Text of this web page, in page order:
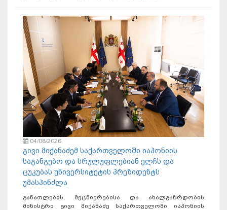
04/08/2026
გივი მიქანაძემ საქართველოში იაპონიის
საგანგებო და სრულუფლებიან ელჩს და
ცუკუბას უნივერსიტეტის პრეზიდენტს
უმასპინძლა
განათლების, მეცნიერებისა და ახალგაზრდობის
მინისტრი გივი მიქანაძე საქართველოში იაპონიის